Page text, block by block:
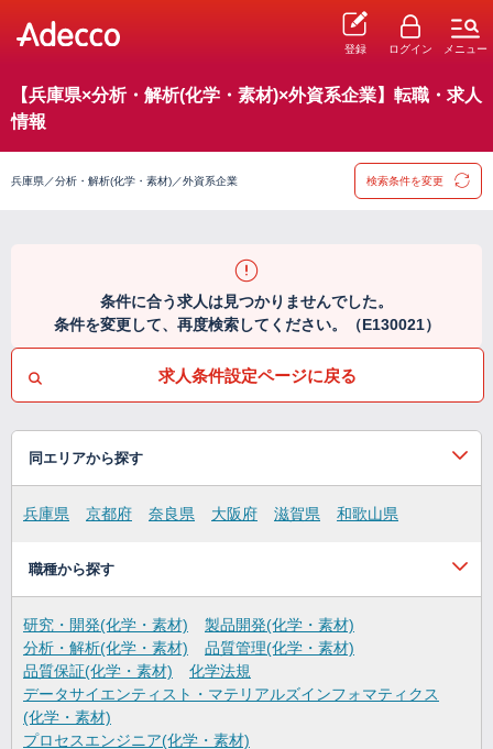
登録 ログイン メニュー
【兵庫県×分析・解析(化学・素材)×外資系企業】転職・求人
情報
兵庫県／分析・解析(化学・素材)／外資系企業 検索条件を変更
条件に合う求人は見つかりませんでした。
条件を変更して、再度検索してください。（E130021）
求人条件設定ページに戻る
同エリアから探す
兵庫県 京都府 奈良県 大阪府 滋賀県 和歌山県
職種から探す
研究・開発(化学・素材)
製品開発(化学・素材)
分析・解析(化学・素材)
品質管理(化学・素材)
品質保証(化学・素材)
化学法規
データサイエンティスト・マテリアルズインフォマティクス
(化学・素材)
プロセスエンジニア(化学・素材)